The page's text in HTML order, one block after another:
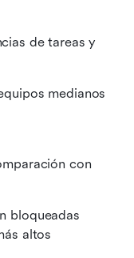
de tareas y
medianos
con
bloqueadas
altos